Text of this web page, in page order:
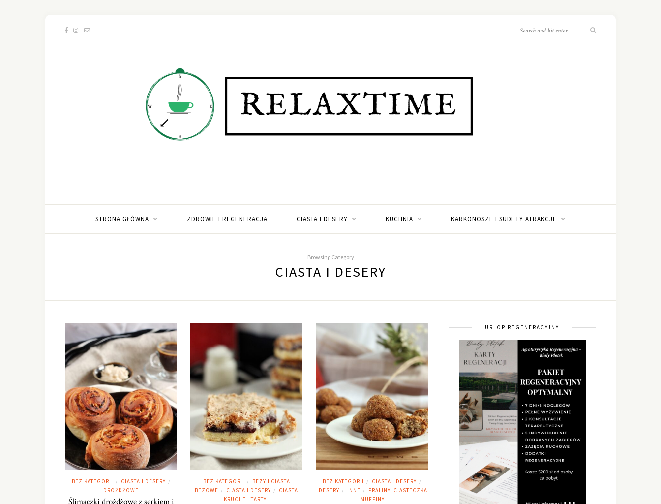
STRONA GŁÓWNA ZDROWIE I REGENERACJA CIASTA I DESERY KUCHNIA KARKONOSZE I SUDETY ATRAKCJE
Browsing Category
CIASTA I DESERY
BEZ KATEGORII / CIASTA I DESERY /
DROŻDŻOWE
Ślimaczki drożdżowe z serkiem i
BEZ KATEGORII /
BEZY I CIASTA
BEZOWE / CIASTA I DESERY /
CIASTA
KRUCHE I TARTY
BEZ KATEGORII / CIASTA I DESERY /
DESERY / INNE /
PRALINY, CIASTECZKA
I MUFFINY
URLOP REGENERACYJNY